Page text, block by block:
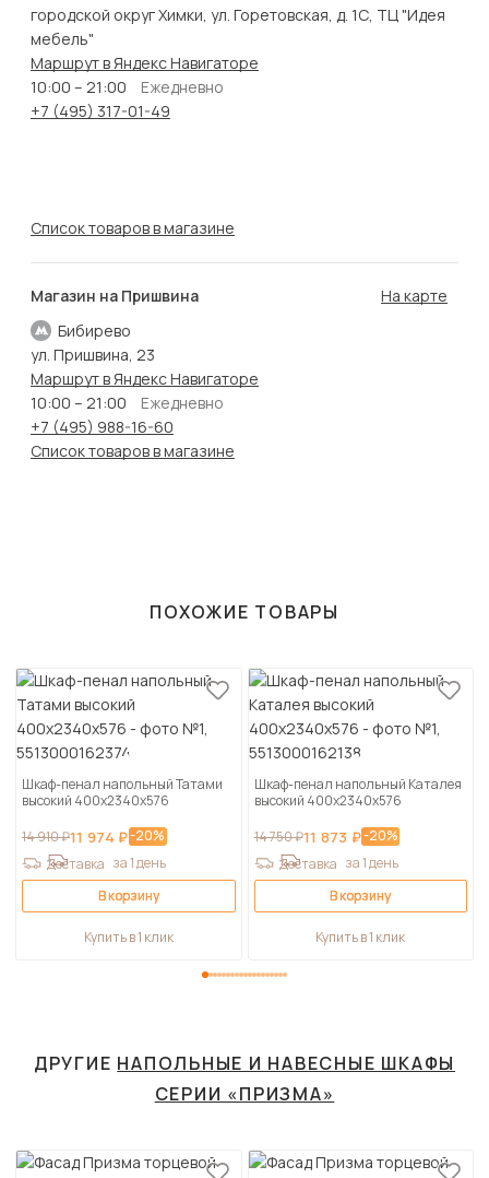
городской округ Химки, ул. Горетовская, д. 1С, ТЦ "Идея
мебель"
Маршрут в Яндекс Навигаторе
10:00 – 21:00
Ежедневно
+7 (495) 317-01-49
Список товаров в магазине
Магазин на Пришвина
Бибирево
На карте
ул. Пришвина, 23
Маршрут в Яндекс Навигаторе
10:00 – 21:00
Ежедневно
+7 (495) 988-16-60
Список товаров в магазине
ПОХОЖИЕ ТОВАРЫ
Шкаф-пенал напольный Татами
высокий 400х2340х576
14 910 ₽11 974 ₽-20%
Доставка за 1 день
В корзину
Купить в 1 клик
Шкаф-пенал напольный Каталея
высокий 400х2340х576
14 750 ₽11 873 ₽-20%
Доставка за 1 день
В корзину
Купить в 1 клик
ДРУГИЕ НАПОЛЬНЫЕ И НАВЕСНЫЕ ШКАФЫ
СЕРИИ «ПРИЗМА»